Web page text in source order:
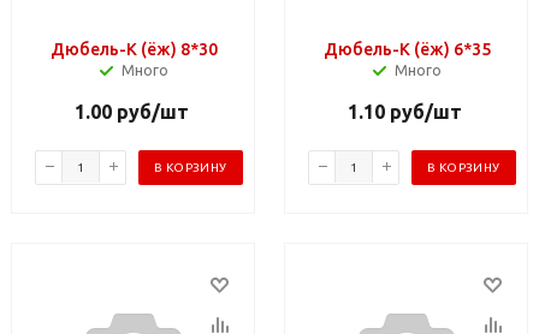
Дюбель-K (ёж) 8*30
Много
1.00руб/шт
В КОРЗИНУ
Дюбель-K (ёж) 6*35
Много
1.10руб/шт
В КОРЗИНУ